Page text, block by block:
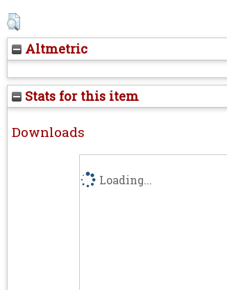
Altmetric
Stats for this item
Downloads
Loading...